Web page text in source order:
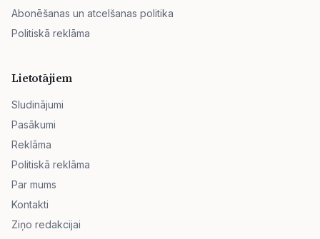
Abonēšanas un atcelšanas politika
Politiskā reklāma
Lietotājiem
Sludinājumi
Pasākumi
Reklāma
Politiskā reklāma
Par mums
Kontakti
Ziņo redakcijai